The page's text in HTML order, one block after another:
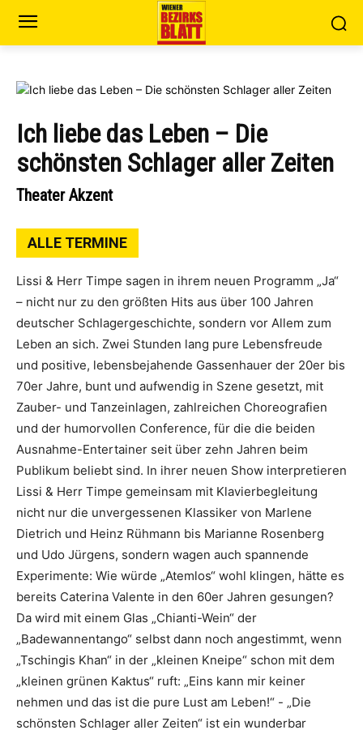
Ich liebe das Leben – Die
schönsten Schlager aller Zeiten
Theater Akzent
ALLE TERMINE
Lissi & Herr Timpe sagen in ihrem neuen Programm „Ja“
– nicht nur zu den größten Hits aus über 100 Jahren
deutscher Schlagergeschichte, sondern vor Allem zum
Leben an sich. Zwei Stunden lang pure Lebensfreude
und positive, lebensbejahende Gassenhauer der 20er bis
70er Jahre, bunt und aufwendig in Szene gesetzt, mit
Zauber- und Tanzeinlagen, zahlreichen Choreografien
und der humorvollen Conference, für die die beiden
Ausnahme-Entertainer seit über zehn Jahren beim
Publikum beliebt sind. In ihrer neuen Show interpretieren
Lissi & Herr Timpe gemeinsam mit Klavierbegleitung
nicht nur die unvergessenen Klassiker von Marlene
Dietrich und Heinz Rühmann bis Marianne Rosenberg
und Udo Jürgens, sondern wagen auch spannende
Experimente: Wie würde „Atemlos“ wohl klingen, hätte es
bereits Caterina Valente in den 60er Jahren gesungen?
Da wird mit einem Glas „Chianti-Wein“ der
„Badewannentango“ selbst dann noch angestimmt, wenn
„Tschingis Khan“ in der „kleinen Kneipe“ schon mit dem
„kleinen grünen Kaktus“ ruft: „Eins kann mir keiner
nehmen und das ist die pure Lust am Leben!“ - „Die
schönsten Schlager aller Zeiten“ ist ein wunderbar